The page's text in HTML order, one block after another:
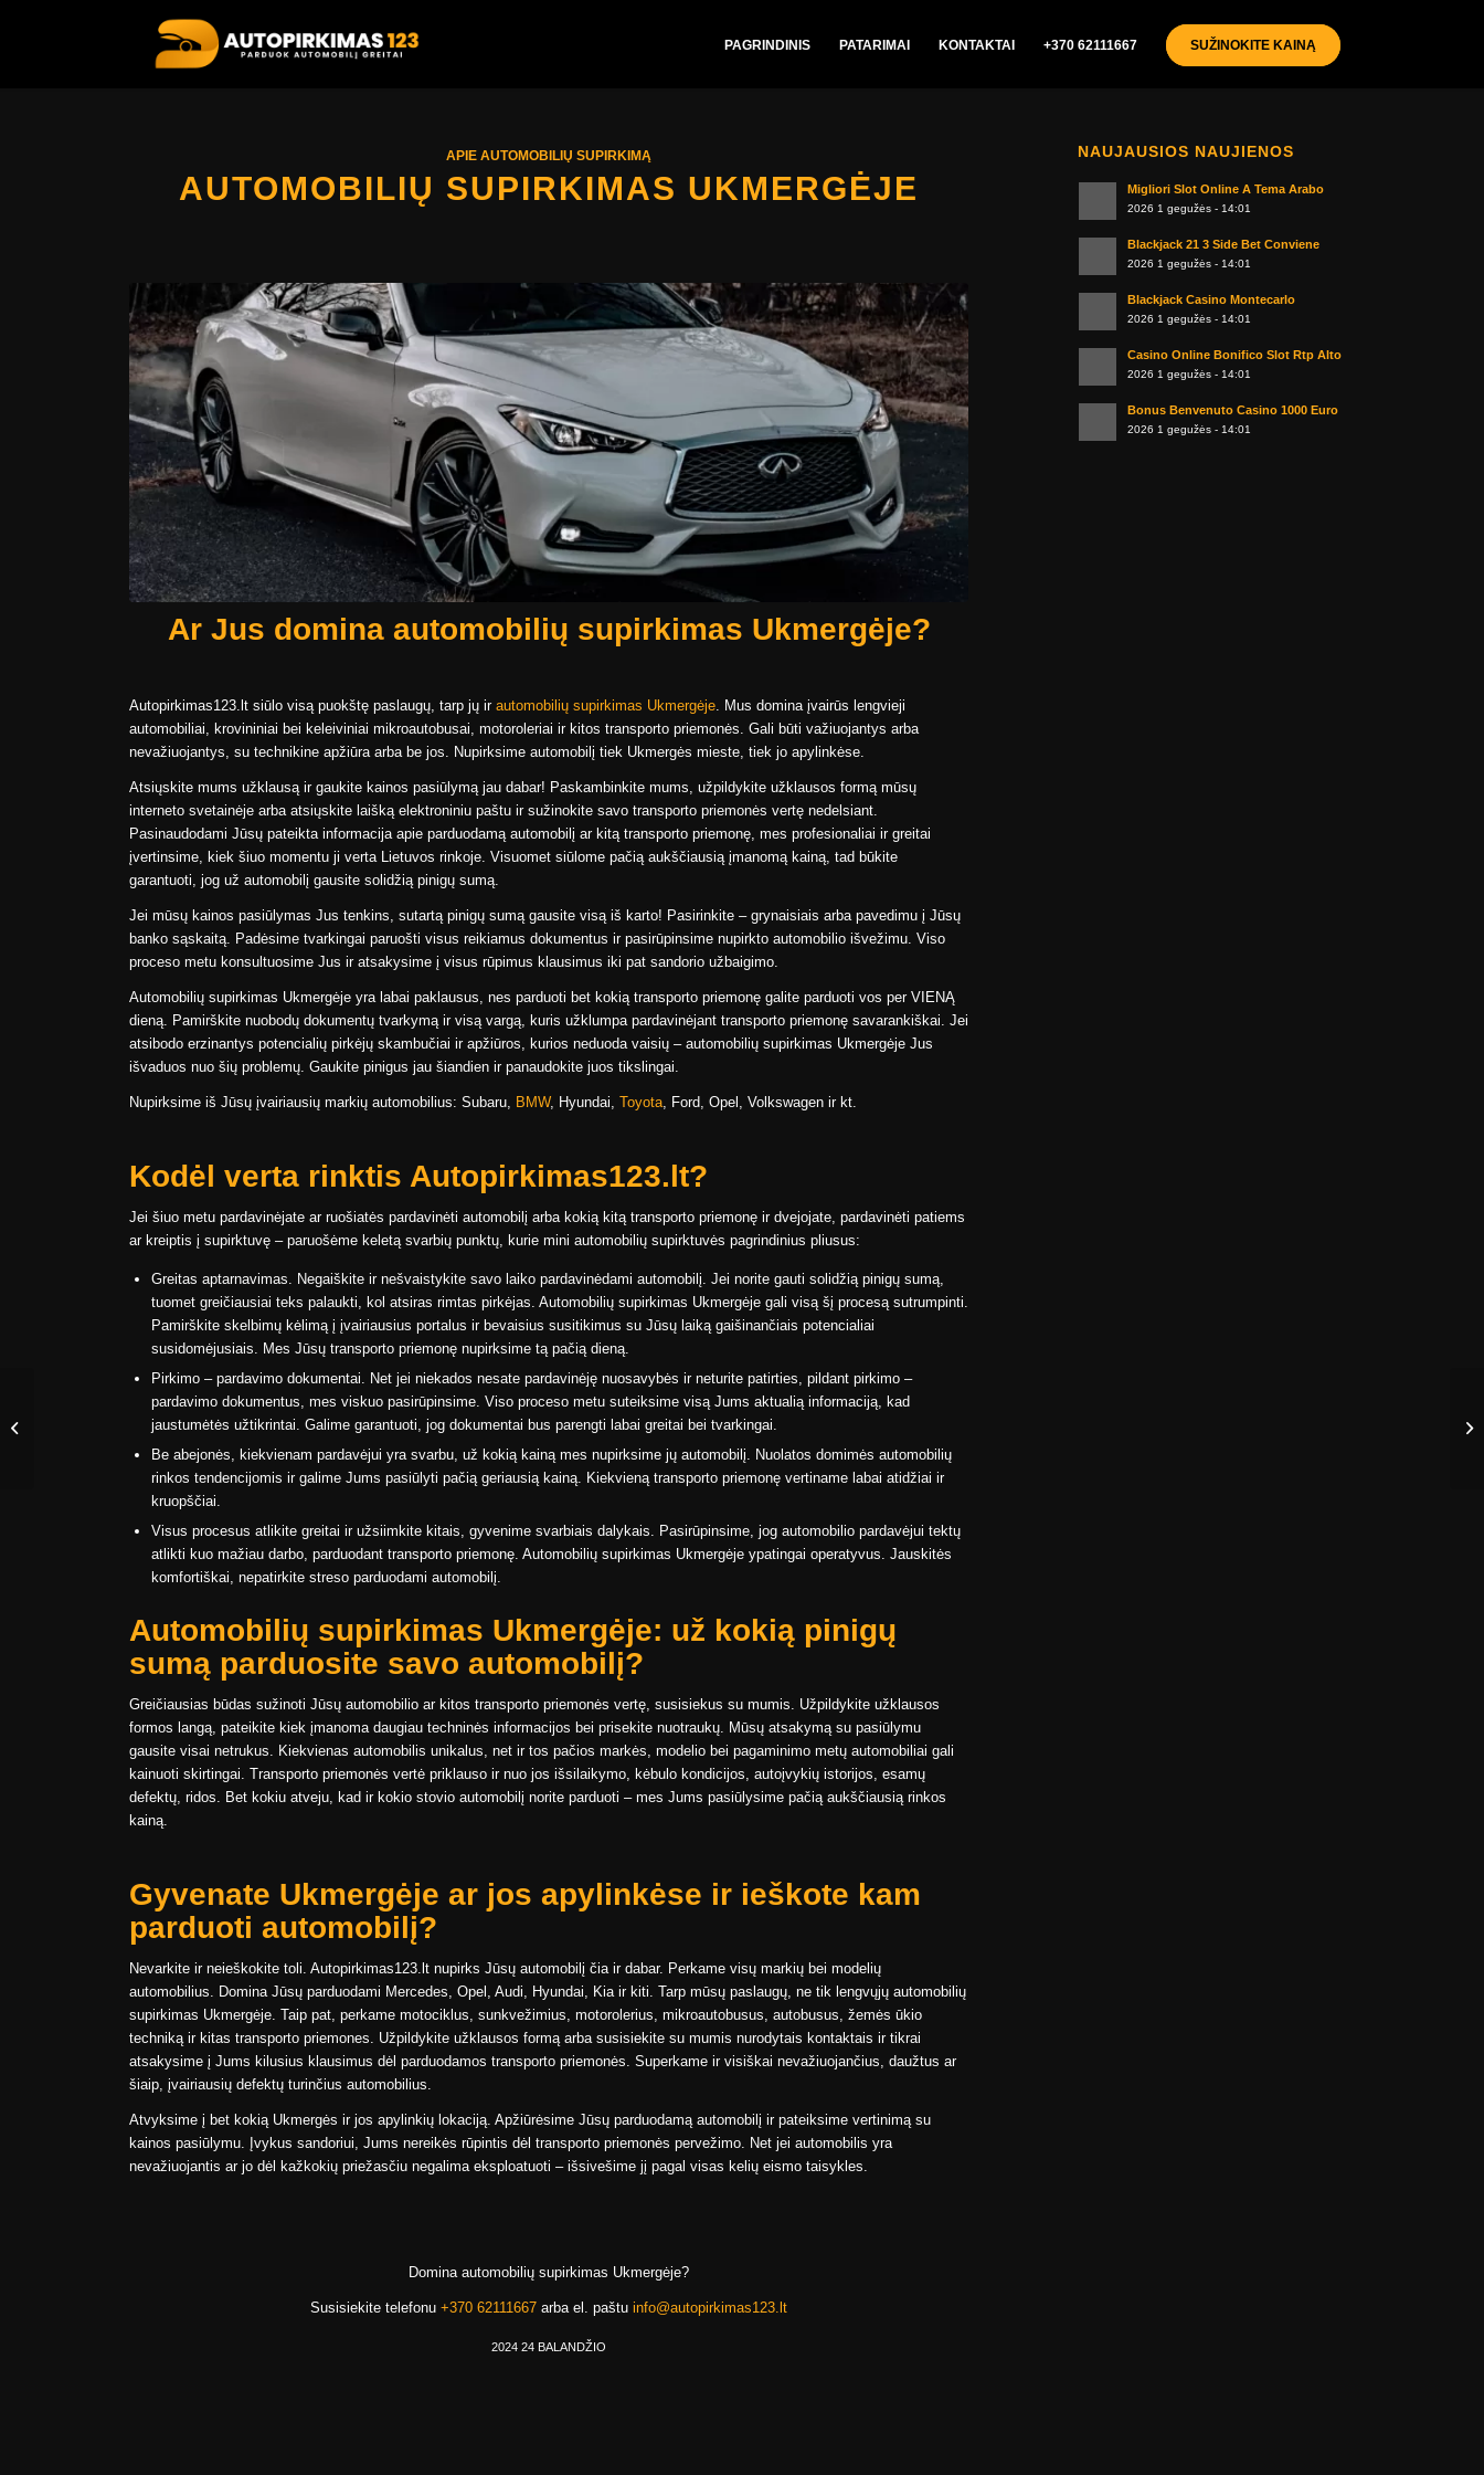
PAGRINDINIS PATARIMAI KONTAKTAI +370 62111667 SUŽINOKITE KAINĄ
APIE AUTOMOBILIŲ SUPIRKIMĄ
AUTOMOBILIŲ SUPIRKIMAS UKMERGĖJE
Ar Jus domina automobilių supirkimas Ukmergėje?
Autopirkimas123.lt siūlo visą puokštę paslaugų, tarp jų irautomobilių supirkimas Ukmergėje . Mus domina įvairūs lengvieji
automobiliai, krovininiai bei keleiviniai mikroautobusai, motoroleriai ir kitos transporto priemonės. Gali būti važiuojantys arba
nevažiuojantys, su technikine apžiūra arba be jos. Nupirksime automobilį tiek Ukmergės mieste, tiek jo apylinkėse.
Atsiųskite mums užklausą ir gaukite kainos pasiūlymą jau dabar! Paskambinkite mums, užpildykite užklausos formą mūsų
interneto svetainėje arba atsiųskite laišką elektroniniu paštu ir sužinokite savo transporto priemonės vertę nedelsiant.
Pasinaudodami Jūsų pateikta informacija apie parduodamą automobilį ar kitą transporto priemonę, mes profesionaliai ir greitai
įvertinsime, kiek šiuo momentu ji verta Lietuvos rinkoje. Visuomet siūlome pačią aukščiausią įmanomą kainą, tad būkite
garantuoti, jog už automobilį gausite solidžią pinigų sumą.
Jei mūsų kainos pasiūlymas Jus tenkins, sutartą pinigų sumą gausite visą iš karto! Pasirinkite – grynaisiais arba pavedimu į Jūsų
banko sąskaitą. Padėsime tvarkingai paruošti visus reikiamus dokumentus ir pasirūpinsime nupirkto automobilio išvežimu. Viso
proceso metu konsultuosime Jus ir atsakysime į visus rūpimus klausimus iki pat sandorio užbaigimo.
Automobilių supirkimas Ukmergėje yra labai paklausus, nes parduoti bet kokią transporto priemonę galite parduoti vos per VIENĄ
dieną. Pamirškite nuobodų dokumentų tvarkymą ir visą vargą, kuris užklumpa pardavinėjant transporto priemonę savarankiškai. Jei
atsibodo erzinantys potencialių pirkėjų skambučiai ir apžiūros, kurios neduoda vaisių – automobilių supirkimas Ukmergėje Jus
išvaduos nuo šių problemų. Gaukite pinigus jau šiandien ir panaudokite juos tikslingai.
Nupirksime iš Jūsų įvairiausių markių automobilius: Subaru, BMW, Hyundai,Toyota , Ford, Opel, Volkswagen ir kt.
Kodėl verta rinktis Autopirkimas123.lt?
Jei šiuo metu pardavinėjate ar ruošiatės pardavinėti automobilį arba kokią kitą transporto priemonę ir dvejojate, pardavinėti patiems
ar kreiptis į supirktuvę – paruošėme keletą svarbių punktų, kurie mini automobilių supirktuvės pagrindinius pliusus:
Greitas aptarnavimas. Negaiškite ir nešvaistykite savo laiko pardavinėdami automobilį. Jei norite gauti solidžią pinigų sumą,
tuomet greičiausiai teks palaukti, kol atsiras rimtas pirkėjas. Automobilių supirkimas Ukmergėje gali visą šį procesą sutrumpinti.
Pamirškite skelbimų kėlimą į įvairiausius portalus ir bevaisius susitikimus su Jūsų laiką gaišinančiais potencialiai
susidomėjusiais. Mes Jūsų transporto priemonę nupirksime tą pačią dieną.
Pirkimo – pardavimo dokumentai. Net jei niekados nesate pardavinėję nuosavybės ir neturite patirties, pildant pirkimo –
pardavimo dokumentus, mes viskuo pasirūpinsime. Viso proceso metu suteiksime visą Jums aktualią informaciją, kad
jaustumėtės užtikrintai. Galime garantuoti, jog dokumentai bus parengti labai greitai bei tvarkingai.
Be abejonės, kiekvienam pardavėjui yra svarbu, už kokią kainą mes nupirksime jų automobilį. Nuolatos domimės automobilių
rinkos tendencijomis ir galime Jums pasiūlyti pačią geriausią kainą. Kiekvieną transporto priemonę vertiname labai atidžiai ir
kruopščiai.
Visus procesus atlikite greitai ir užsiimkite kitais, gyvenime svarbiais dalykais. Pasirūpinsime, jog automobilio pardavėjui tektų
atlikti kuo mažiau darbo, parduodant transporto priemonę. Automobilių supirkimas Ukmergėje ypatingai operatyvus. Jauskitės
komfortiškai, nepatirkite streso parduodami automobilį.
Automobilių supirkimas Ukmergėje: už kokią pinigų
sumą parduosite savo automobilį?
Greičiausias būdas sužinoti Jūsų automobilio ar kitos transporto priemonės vertę, susisiekus su mumis. Užpildykite užklausos
formos langą, pateikite kiek įmanoma daugiau techninės informacijos bei prisekite nuotraukų. Mūsų atsakymą su pasiūlymu
gausite visai netrukus. Kiekvienas automobilis unikalus, net ir tos pačios markės, modelio bei pagaminimo metų automobiliai gali
kainuoti skirtingai. Transporto priemonės vertė priklauso ir nuo jos išsilaikymo, kėbulo kondicijos, autoįvykių istorijos, esamų
defektų, ridos. Bet kokiu atveju, kad ir kokio stovio automobilį norite parduoti – mes Jums pasiūlysime pačią aukščiausią rinkos
kainą.
Gyvenate Ukmergėje ar jos apylinkėse ir ieškote kam
parduoti automobilį?
Nevarkite ir neieškokite toli. Autopirkimas123.lt nupirks Jūsų automobilį čia ir dabar. Perkame visų markių bei modelių
automobilius. Domina Jūsų parduodami Mercedes, Opel, Audi, Hyundai, Kia ir kiti. Tarp mūsų paslaugų, ne tik lengvųjų automobilių
supirkimas Ukmergėje. Taip pat, perkame motociklus, sunkvežimius, motorolerius, mikroautobusus, autobusus, žemės ūkio
techniką ir kitas transporto priemones. Užpildykite užklausos formą arba susisiekite su mumis nurodytais kontaktais ir tikrai
atsakysime į Jums kilusius klausimus dėl parduodamos transporto priemonės. Superkame ir visiškai nevažiuojančius, daužtus ar
šiaip, įvairiausių defektų turinčius automobilius.
Atvyksime į bet kokią Ukmergės ir jos apylinkių lokaciją. Apžiūrėsime Jūsų parduodamą automobilį ir pateiksime vertinimą su
kainos pasiūlymu. Įvykus sandoriui, Jums nereikės rūpintis dėl transporto priemonės pervežimo. Net jei automobilis yra
nevažiuojantis ar jo dėl kažkokių priežasčiu negalima eksploatuoti – išsivešime jį pagal visas kelių eismo taisykles.
Domina automobilių supirkimas Ukmergėje?
Susisiekite telefonu+370 62111667 arba el. paštuinfo@autopirkimas123.lt
2024 24 BALANDŽIO
NAUJAUSIOS NAUJIENOS
Migliori Slot Online A Tema Arabo
2026 1 gegužės - 14:01
Blackjack 21 3 Side Bet Conviene
2026 1 gegužės - 14:01
Blackjack Casino Montecarlo
2026 1 gegužės - 14:01
Casino Online Bonifico Slot Rtp Alto
2026 1 gegužės - 14:01
Bonus Benvenuto Casino 1000 Euro
2026 1 gegužės - 14:01
Automobilių supirkimas